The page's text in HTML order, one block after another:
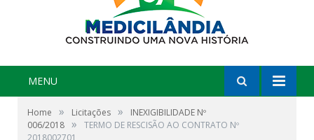
MENU
Home » Licitações »
INEXIGIBILIDADE Nº
006/2018 »
TERMO DE RESCISÃO AO CONTRATO Nº
2018002701